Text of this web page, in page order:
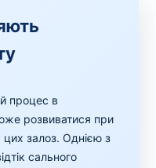
процес в
розвиватися при
залоз. Однією з
сального